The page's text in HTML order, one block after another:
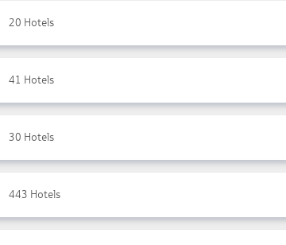
20 Hotels
41 Hotels
30 Hotels
443 Hotels